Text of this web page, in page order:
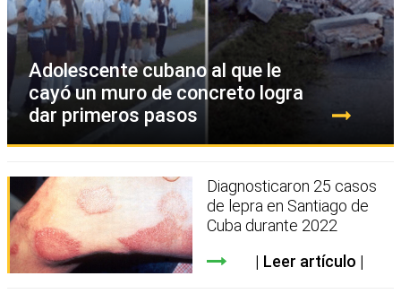
Adolescente cubano al que le
cayó un muro de concreto logra
dar primeros pasos
Diagnosticaron 25 casos
de lepra en Santiago de
Cuba durante 2022
Leer artículo